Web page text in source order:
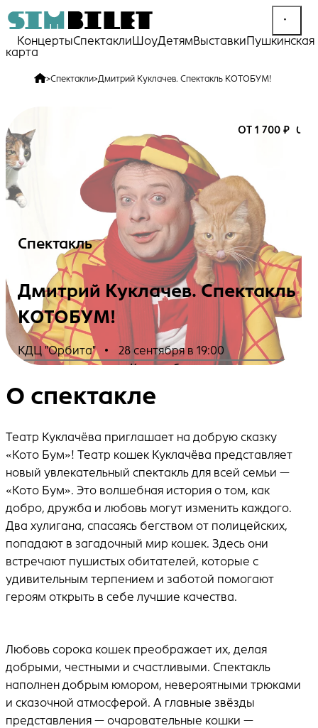
КонцертыСпектакли ШоуДетямВыставкиПушкинская
карта
>Спектакли>Дмитрий Куклачев. Спектакль КОТОБУМ!
ОТ 1 700 ₽ 0+
Спектакль
Дмитрий Куклачев. Спектакль
КОТОБУМ!
КДЦ "Орбита" • 28 сентября в 19:00
Купить билеты
О спектакле
Театр Куклачёва приглашает на добрую сказку
«Кото Бум»! Театр кошек Куклачёва представляет
новый увлекательный спектакль для всей семьи —
«Кото Бум». Это волшебная история о том, как
добро, дружба и любовь могут изменить каждого.
Два хулигана, спасаясь бегством от полицейских,
попадают в загадочный мир кошек. Здесь они
встречают пушистых обитателей, которые с
удивительным терпением и заботой помогают
героям открыть в себе лучшие качества.
Любовь сорока кошек преображает их, делая
добрыми, честными и счастливыми. Спектакль
наполнен добрым юмором, невероятными трюками
и сказочной атмосферой. А главные звёзды
представления — очаровательные кошки —